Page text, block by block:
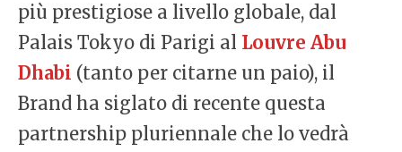
più prestigiose a livello globale, dal
Palais Tokyo di Parigi al Louvre Abu
Dhabi (tanto per citarne un paio), il
Brand ha siglato di recente questa
partnership pluriennale che lo vedrà